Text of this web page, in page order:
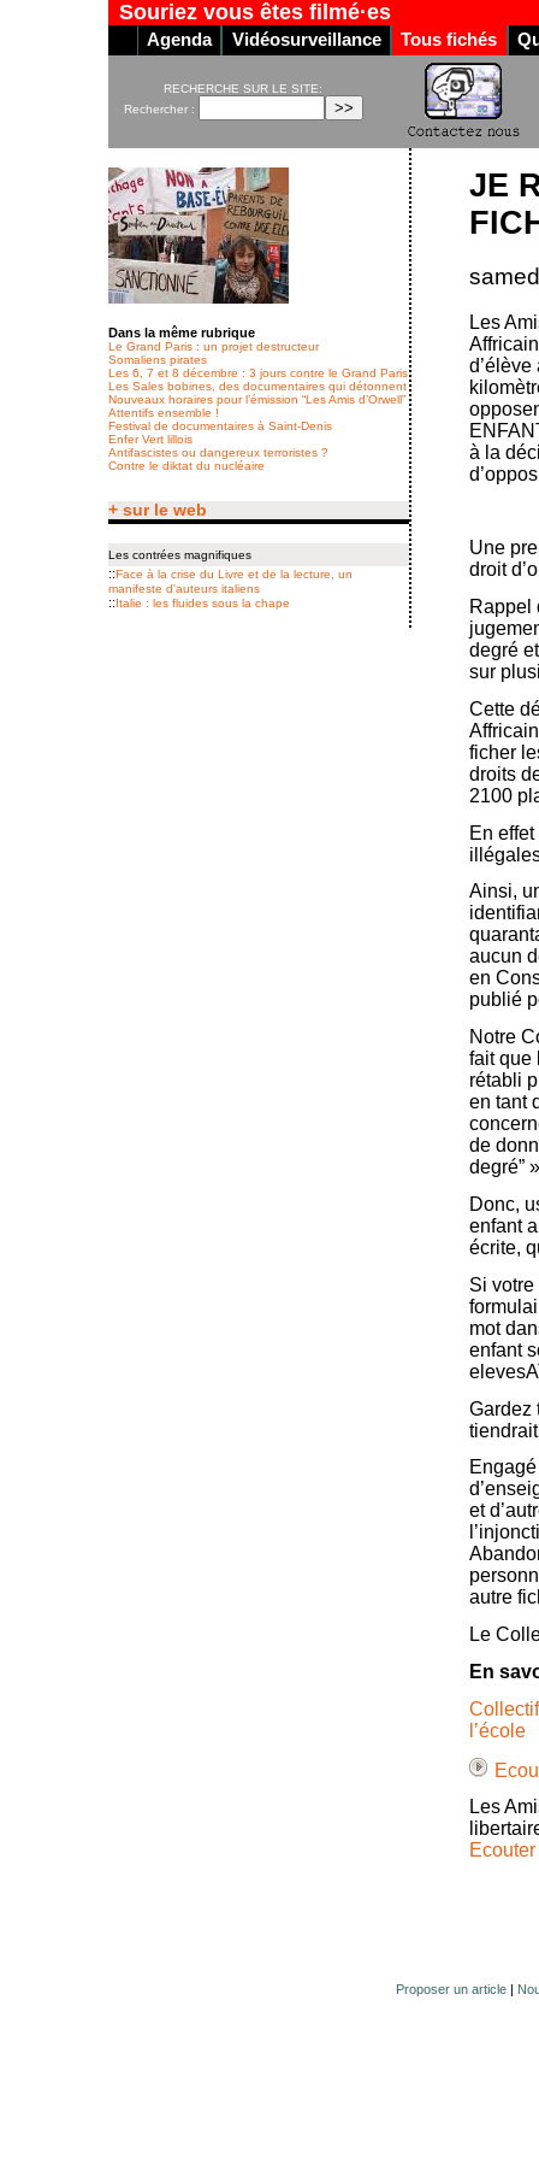
Souriez vous êtes filmé·es
Agenda Vidéosurveillance Tous fichés
RECHERCHE SUR LE SITE:
Rechercher :
JE
Les
à la
Une
droit
Rappel
degré
sur
Cette
ficher
droits
2100
En
Ainsi,
aucun
en
publié
Notre
fait que
rétabli
en tant
de
degré”
Donc,
enfant
écrite,
Si
mot
enfant
Gardez
et
autre
Le
En
l’école
Les
Dans la même rubrique
Le Grand Paris : un projet destructeur
Somaliens pirates
Les 6, 7 et 8 décembre : 3 jours contre le Grand Paris
Les Sales bobines, des documentaires qui détonnent
Nouveaux horaires pour l’émission “Les Amis d’Orwell”
Attentifs ensemble !
Festival de documentaires à Saint-Denis
Enfer Vert lillois
Antifascistes ou dangereux terroristes ?
Contre le diktat du nucléaire
+ sur le web
Les contrées magnifiques
::Face à la crise du Livre et de la lecture, un
manifeste d'auteurs italiens
::Italie : les fluides sous la chape
Proposer un article |